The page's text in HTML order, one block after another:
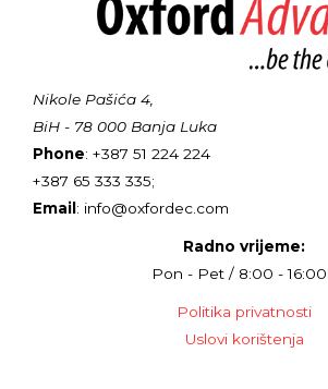
Nikole Pašića 4,
BiH - 78 000 Banja Luka
Phone: +387 51 224 224
+387 65 333 335;
Email : info@oxfordec.com
Radno vrijeme:
Pon - Pet / 8:00 -
Politika privatnosti
Uslovi korištenja